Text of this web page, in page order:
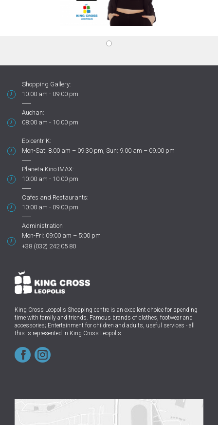
Shopping Gallery:
10:00 am - 09.00 pm
Auchan:
08:00 am - 10.00 pm
Epicentr K:
Mon-Sat: 8.00 am – 09.30 pm, Sun: 9.00 am – 09.00 pm
Planeta Kino IMAX:
10:00 am - 10.00 pm
Cafes and Restaurants:
10:00 am - 09.00 pm
Administration
Mon-Fri: 09:00 am – 5:00 pm
+38 (032) 242 05 80
King Cross Leopolis Shopping centre is an excellent choice for spending
time with family and friends. Famous brands of clothes, footwear and
accessories; Entertainment for children and adults, useful services - all
this is represented in King Cross Leopolis.